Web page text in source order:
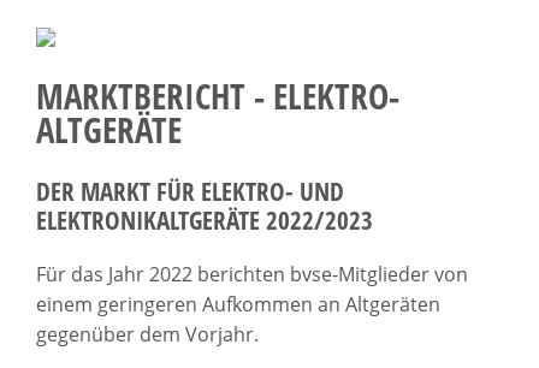
MARKTBERICHT - ELEKTRO-
ALTGERÄTE
DER MARKT FÜR ELEKTRO- UND
ELEKTRONIKALTGERÄTE 2022/2023
Für das Jahr 2022 berichten bvse-Mitglieder von
einem geringeren Aufkommen an Altgeräten
gegenüber dem Vorjahr.